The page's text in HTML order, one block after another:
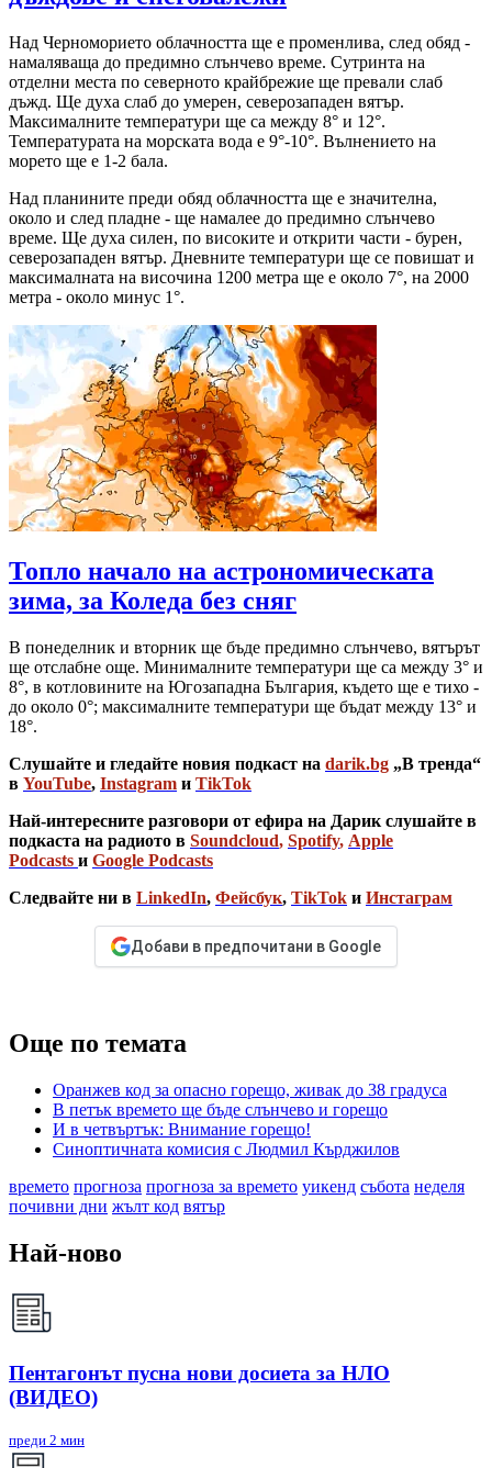
Над Черноморието облачността ще е променлива, след обяд -
намаляваща до предимно слънчево време. Сутринта на
отделни места по северното крайбрежие ще превали слаб
дъжд. Ще духа слаб до умерен, северозападен вятър.
Максималните температури ще са между 8° и 12°.
Температурата на морската вода е 9°-10°. Вълнението на
морето ще е 1-2 бала.
Над планините преди обяд облачността ще е значителна,
около и след пладне - ще намалее до предимно слънчево
време. Ще духа силен, по високите и открити части - бурен,
северозападен вятър. Дневните температури ще се повишат и
максималната на височина 1200 метра ще е около 7°, на 2000
метра - около минус 1°.
Топло начало на астрономическата
зима, за Коледа без сняг
В понеделник и вторник ще бъде предимно слънчево, вятърът
ще отслабне още. Минималните температури ще са между 3° и
8°, в котловините на Югозападна България, където ще е тихо -
до около 0°; максималните температури ще бъдат между 13° и
18°.
Слушайте и гледайте новия подкаст на darik.bg „В тренда“
в YouTube, Instagram и TikTok
Най-интересните разговори от ефира на Дарик слушайте в
подкаста на радиото в Soundcloud, Spotify, Apple
Podcasts и Google Podcasts
Следвайте ни в LinkedIn, Фейсбук, TikTok и Инстаграм
Добави в предпочитани в Google
Още по темата
Оранжев код за опасно горещо, живак до 38 градуса
В петък времето ще бъде слънчево и горещо
И в четвъртък: Внимание горещо!
Синоптичната комисия с Людмил Кърджилов
времето прогноза прогноза за времето уикенд събота неделя
почивни дни жълт код вятър
Най-ново
Пентагонът пусна нови досиета за НЛО
(ВИДЕО)
преди 2 мин